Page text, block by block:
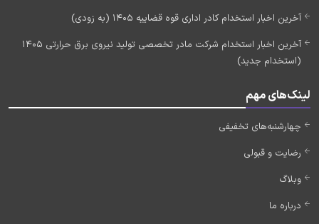
آخرین اخبار استخدام کادر اداری قوه قضاییه 1405 (به زودی)
آخرین اخبار استخدام شرکت مادر تخصصی تولید نیروی برق حرارتی 1405
(استخدام جدید)
لینک‌های مهم
چهارشنبه‌های تخفیفی
رضایت و قبولی
وبلاگ
درباره ما